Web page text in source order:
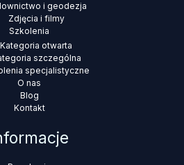
i geodezja
Zdjęcia i filmy
Szkolenia
Kategoria otwarta
szczególna
specjalistyczne
O nas
Blog
Kontakt